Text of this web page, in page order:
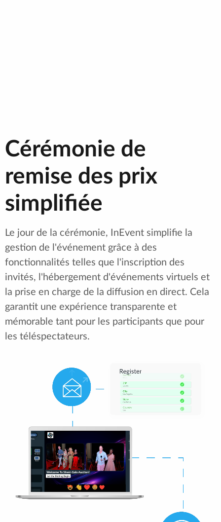
Cérémonie de
remise des prix
simplifiée
Le jour de la cérémonie, InEvent simplifie la
gestion de l'événement grâce à des
fonctionnalités telles que l'inscription des
invités, l'hébergement d'événements virtuels et
la prise en charge de la diffusion en direct. Cela
garantit une expérience transparente et
mémorable tant pour les participants que pour
les téléspectateurs.